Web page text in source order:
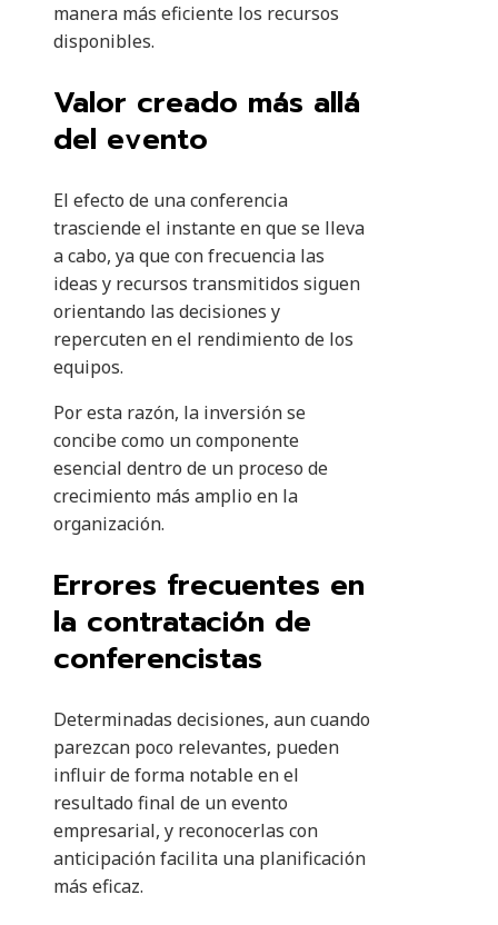
manera más eficiente los recursos
disponibles.
Valor creado más allá
del evento
El efecto de una conferencia
trasciende el instante en que se lleva
a cabo, ya que con frecuencia las
ideas y recursos transmitidos siguen
orientando las decisiones y
repercuten en el rendimiento de los
equipos.
Por esta razón, la inversión se
concibe como un componente
esencial dentro de un proceso de
crecimiento más amplio en la
organización.
Errores frecuentes en
la contratación de
conferencistas
Determinadas decisiones, aun cuando
parezcan poco relevantes, pueden
influir de forma notable en el
resultado final de un evento
empresarial, y reconocerlas con
anticipación facilita una planificación
más eficaz.